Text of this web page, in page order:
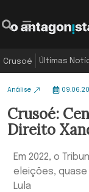
Crusoé Últimas
Análise
Crusoé:
Direito
Em 2022, o
eleições,
Lula